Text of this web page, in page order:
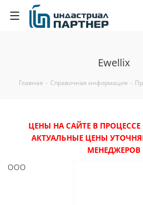
Ewellix
Главная - Справочная информация -
ЦЕНЫ НА САЙТЕ В
АКТУАЛЬНЫЕ ЦЕНЫ
МЕНЕДЖЕРОВ
ООО